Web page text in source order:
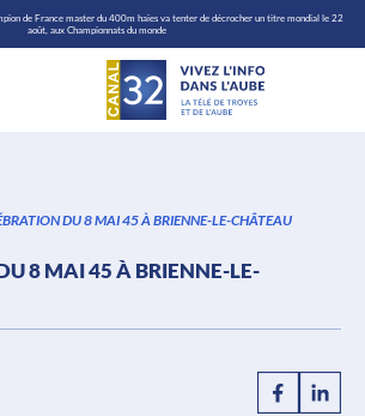
de France master du 400m haies va tenter de décrocher un titre mondial le 22
août, aux Championnats du monde
DU 8 MAI 45 À BRIENNE-LE-CHÂTEAU
8 MAI 45 À BRIENNE-LE-